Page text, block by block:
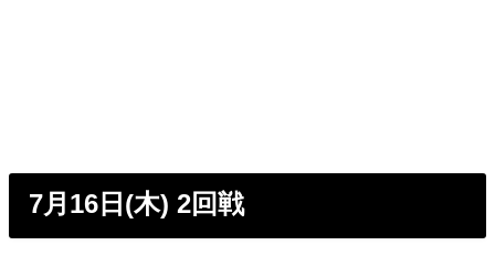
7月16日(木) 2回戦